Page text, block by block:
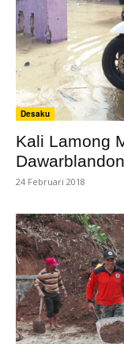
Desaku
Kali Lamong
24 Februari 2018